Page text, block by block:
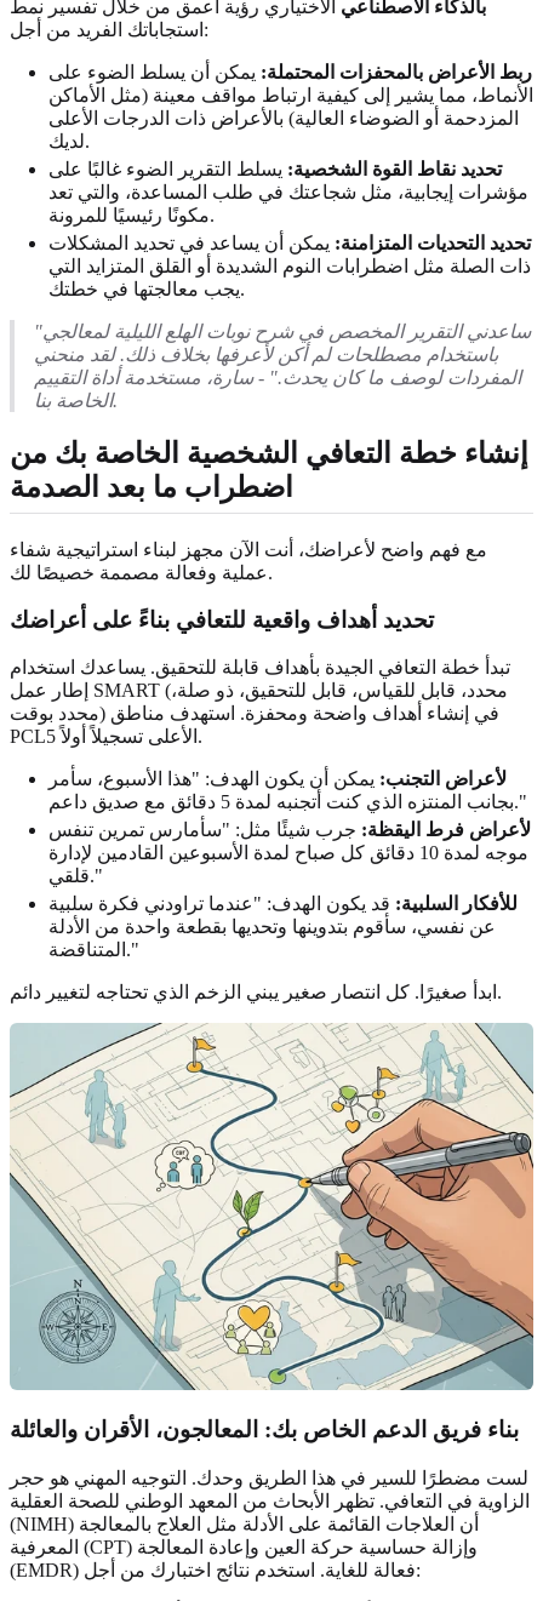
بالذكاء الاصطناعي الاختياري رؤية أعمق من خلال تفسير نمط
استجاباتك الفريد من أجل:
ربط الأعراض بالمحفزات المحتملة: يمكن أن يسلط الضوء على
الأنماط، مما يشير إلى كيفية ارتباط مواقف معينة (مثل الأماكن
المزدحمة أو الضوضاء العالية) بالأعراض ذات الدرجات الأعلى
لديك.
تحديد نقاط القوة الشخصية: يسلط التقرير الضوء غالبًا على
مؤشرات إيجابية، مثل شجاعتك في طلب المساعدة، والتي تعد
مكونًا رئيسيًا للمرونة.
تحديد التحديات المتزامنة: يمكن أن يساعد في تحديد المشكلات
ذات الصلة مثل اضطرابات النوم الشديدة أو القلق المتزايد التي
يجب معالجتها في خطتك.
"ساعدني التقرير المخصص في شرح نوبات الهلع الليلية لمعالجي
باستخدام مصطلحات لم أكن لأعرفها بخلاف ذلك. لقد منحني
المفردات لوصف ما كان يحدث." - سارة، مستخدمة أداة التقييم
الخاصة بنا.
إنشاء خطة التعافي الشخصية الخاصة بك من
اضطراب ما بعد الصدمة
مع فهم واضح لأعراضك، أنت الآن مجهز لبناء استراتيجية شفاء
عملية وفعالة مصممة خصيصًا لك.
تحديد أهداف واقعية للتعافي بناءً على أعراضك
تبدأ خطة التعافي الجيدة بأهداف قابلة للتحقيق. يساعدك استخدام
إطار عمل SMART (محدد، قابل للقياس، قابل للتحقيق، ذو صلة،
محدد بوقت) في إنشاء أهداف واضحة ومحفزة. استهدف مناطق
PCL5 الأعلى تسجيلاً أولاً.
لأعراض التجنب: يمكن أن يكون الهدف: "هذا الأسبوع، سأمر
بجانب المنتزه الذي كنت أتجنبه لمدة 5 دقائق مع صديق داعم."
لأعراض فرط اليقظة: جرب شيئًا مثل: "سأمارس تمرين تنفس
موجه لمدة 10 دقائق كل صباح لمدة الأسبوعين القادمين لإدارة
قلقي."
للأفكار السلبية: قد يكون الهدف: "عندما تراودني فكرة سلبية
عن نفسي، سأقوم بتدوينها وتحديها بقطعة واحدة من الأدلة
المتناقضة."
ابدأ صغيرًا. كل انتصار صغير يبني الزخم الذي تحتاجه لتغيير دائم.
بناء فريق الدعم الخاص بك: المعالجون، الأقران والعائلة
لست مضطرًا للسير في هذا الطريق وحدك. التوجيه المهني هو حجر
الزاوية في التعافي. تظهر الأبحاث من المعهد الوطني للصحة العقلية
(NIMH) أن العلاجات القائمة على الأدلة مثل العلاج بالمعالجة
المعرفية (CPT) وإزالة حساسية حركة العين وإعادة المعالجة
(EMDR) فعالة للغاية. استخدم نتائج اختبارك من أجل: